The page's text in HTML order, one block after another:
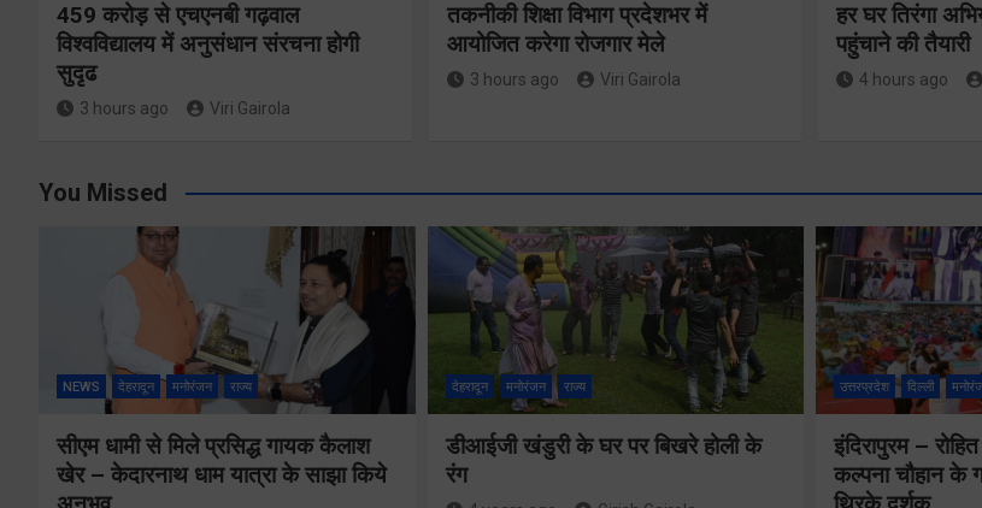
459 करोड़ से एचएनबी गढ़वाल
विश्वविद्यालय में अनुसंधान संरचना होगी
सुदृढ
3 hours ago Viri Gairola
तकनीकी शिक्षा विभाग प्रदेशभर में
आयोजित करेगा रोजगार मेले
3 hours ago Viri Gairola
हर घर तिरंगा
पहुंचाने की तैयारी
4 hours ago
You Missed
NEWS देहरादून मनोरंजन राज्य
सीएम धामी से मिले प्रसिद्ध गायक कैलाश
खेर – केदारनाथ धाम यात्रा के साझा किये
देहरादून मनोरंजन राज्य
डीआईजी खंडुरी के घर पर बिखरे होली के
रंग
उत्तरप्रदेश दिल्ली
इंदिरापुरम –
कल्पना चौहान के